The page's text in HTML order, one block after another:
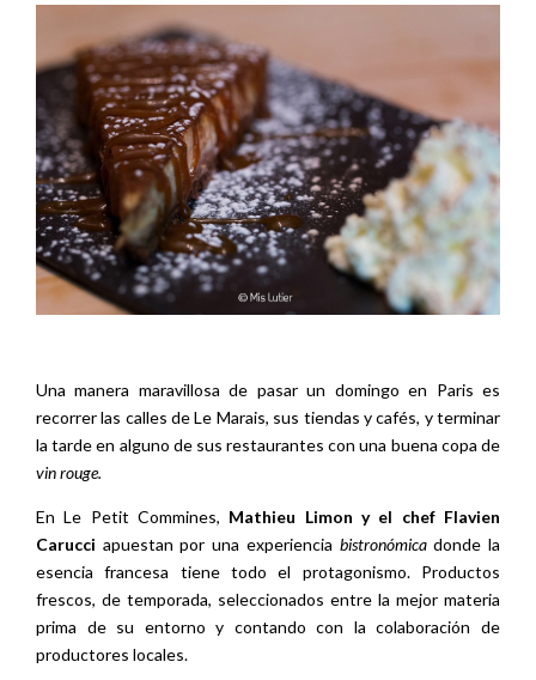
Una manera maravillosa de pasar un domingo en Paris es
recorrer las calles de Le Marais, sus tiendas y cafés, y terminar
la tarde en alguno de sus restaurantes con una buena copa de
vin rouge.
En Le Petit Commines, Mathieu Limon y el chef Flavien
Carucci apuestan por una experiencia bistronómicadonde la
esencia francesa tiene todo el protagonismo. Productos
frescos, de temporada, seleccionados entre la mejor materia
prima de su entorno y contando con la colaboración de
productores locales.